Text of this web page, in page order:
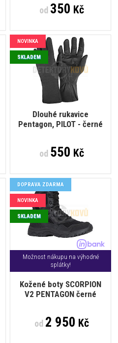
od350 Kč
Dlouhé rukavice
Pentagon, PILOT - černé
NOVINKA
SKLADEM
od550 Kč
Možnost nákupu na výhodné
splátky!
Kožené boty SCORPION
V2 PENTAGON černé
DOPRAVA ZDARMA
NOVINKA
SKLADEM
od2 950 Kč